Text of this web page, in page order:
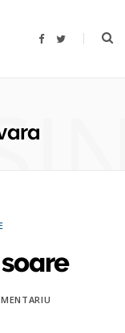
F
T